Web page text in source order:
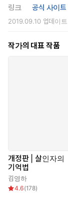
「여행이 불가능
미」는 2005년, 작
치 않은 경험인 추
과 여행기를 좋아
이어지는 「상처
암시하듯, 일상과
치듯 떠나는 여행
링크
공식 사이트
2019.09.10업데이트
작가의 대표 작품
개정판 | 살인자의
기억법
김영하
4.6(178)